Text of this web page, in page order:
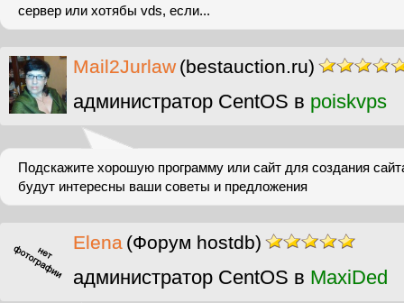
сервер или хотябы vds, если...
Mail2Jurlaw (bestauction.ru)
администратор CentOS в poiskvps
Подскажите хорошую программу или сайт для создания
будут интересны ваши советы и предложения
Elena (Форум hostdb)
администратор CentOS в MaxiDed